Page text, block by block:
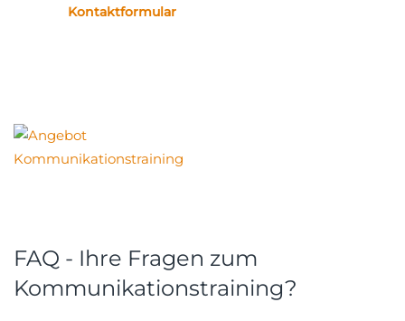
Kontaktformular
FAQ - Ihre Fragen zum
Kommunikationstraining?